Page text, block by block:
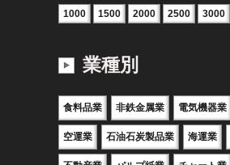
1000 1500 2000 2500 3000
業種別
食料品業 非鉄金属業 電気機器業
空運業 石油石炭製品業 海運業